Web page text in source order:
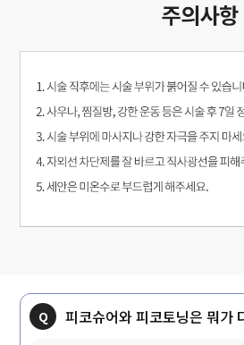
피코슈어와 피코토닝은 뭐가